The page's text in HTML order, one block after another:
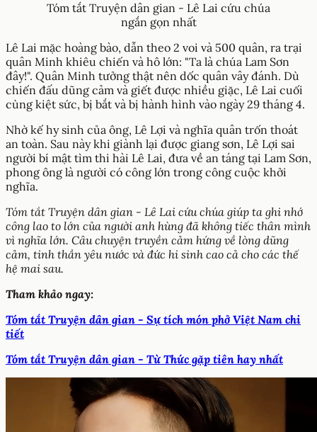
Tóm tắt Truyện dân gian - Lê Lai cứu chúa
ngắn gọn nhất
Lê Lai mặc hoàng bào, dẫn theo 2 voi và 500 quân, ra trại
quân Minh khiêu chiến và hô lớn: "Ta là chúa Lam Sơn
đây!". Quân Minh tưởng thật nên dốc quân vây đánh. Dù
chiến đấu dũng cảm và giết được nhiều giặc, Lê Lai cuối
cùng kiệt sức, bị bắt và bị hành hình vào ngày 29 tháng 4.
Nhờ kế hy sinh của ông, Lê Lợi và nghĩa quân trốn thoát
an toàn. Sau này khi giành lại được giang sơn, Lê Lợi sai
người bí mật tìm thi hài Lê Lai, đưa về an táng tại Lam Sơn,
phong ông là người có công lớn trong công cuộc khởi
nghĩa.
Tóm tắt Truyện dân gian - Lê Lai cứu chúa giúp ta ghi nhớ
công lao to lớn của người anh hùng đã không tiếc thân mình
vì nghĩa lớn. Câu chuyện truyền cảm hứng về lòng dũng
cảm, tinh thần yêu nước và đức hi sinh cao cả cho các thế
hệ mai sau.
Tham khảo ngay:
Tóm tắt Truyện dân gian - Sự tích món phở Việt Nam chi
tiết
Tóm tắt Truyện dân gian - Từ Thức gặp tiên hay nhất